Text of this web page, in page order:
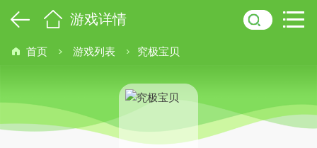
游戏详情
首页 游戏列表 究极宝贝